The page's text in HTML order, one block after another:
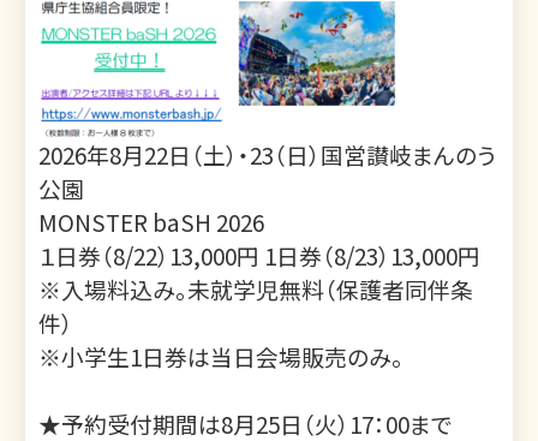
2026年8月22日（土）・23（日）国営讃岐まんのう
公園
MONSTER baSH 2026
１日券（8/22）13,000円 1日券（8/23）13,000円
※入場料込み。未就学児無料（保護者同伴条
件）
※小学生1日券は当日会場販売のみ。
★予約受付期間は8月25日（火）17：00まで